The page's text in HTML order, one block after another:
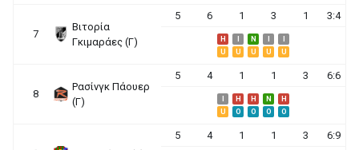
7
Βιτορία
Γκιμαράες (Γ)
5 6 1 3 1 3:4
H N
U
U U U U
8
Ρασίνγκ Πάουερ
(Γ)
5 4 1 1 3 6:6
H H N
H
U
O O O O
5 4 1 1 3 6:9